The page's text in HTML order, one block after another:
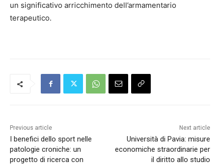
un significativo arricchimento dell’armamentario
terapeutico.
Previous article
I benefici dello sport nelle
patologie croniche: un
progetto di ricerca con
Next article
Università di Pavia: misure
economiche straordinarie per
il diritto allo studio